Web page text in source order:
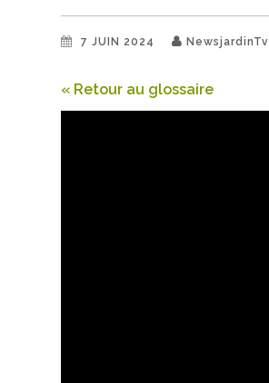
7 JUIN 2024 NewsjardinTv
« Retour au glossaire